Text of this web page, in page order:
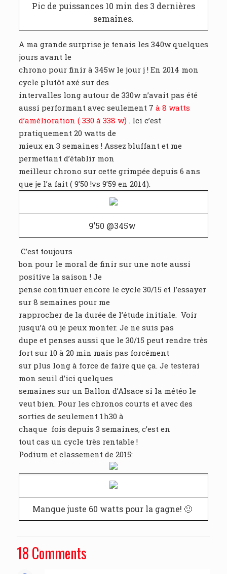
Pic de puissances 10 min des 3 dernières
semaines.
A ma grande surprise je tenais les 340w quelques
jours avant le
chrono pour finir à 345w le jour j ! En 2014 mon
cycle plutôt axé sur des
intervalles long autour de 330w n’avait pas été
aussi performant avec seulement 7 à 8 watts
d’amélioration ( 330 à 338 w). Ici c’est
pratiquement 20 watts de
mieux en 3 semaines ! Assez bluffant et me
permettant d’établir mon
meilleur chrono sur cette grimpée depuis 6 ans
que je l’a fait ( 9’50 !vs 9’59 en 2014).
9’50 @345w
C’est toujours
bon pour le moral de finir sur une note aussi
positive la saison ! Je
pense continuer encore le cycle 30/15 et l’essayer
sur 8 semaines pour me
rapprocher de la durée de l’étude initiale. Voir
jusqu’à où je peux monter. Je ne suis pas
dupe et penses aussi que le 30/15 peut rendre très
fort sur 10 à 20 min mais pas forcément
sur plus long à force de faire que ça. Je testerai
mon seuil d’ici quelques
semaines sur un Ballon d’Alsace si la météo le
veut bien. Pour les chronos courts et avec des
sorties de seulement 1h30 à
chaque fois depuis 3 semaines, c’est en
tout cas un cycle très rentable !
Podium et classement de 2015:
Manque juste 60 watts pour la gagne! 🙂
18 Comments